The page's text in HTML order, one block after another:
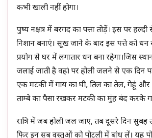
कभी खाली नहीं होगा।
पुष्य नक्षत्र में बरगद का पत्ता तोड़ें। इस पर हल्दी
निशान बनाएं। सूख जाने के बाद इस पत्ते को धन
प्रयोग से घर में लगातार धन बना रहेगा।जिस
जलाई जाती है वहां पर होली जलने से एक दिन
एक मटकी में गाय का घी, तिल का तेल, गेहूं और
ताम्बे का पैसा रखकर मटकी का मुंह बंद करके
रात्रि में जब होली जल जाए, तब दूसरे दिन सुबह
फिर इन सब वस्तुओं को पोटली में बांध लें। यह